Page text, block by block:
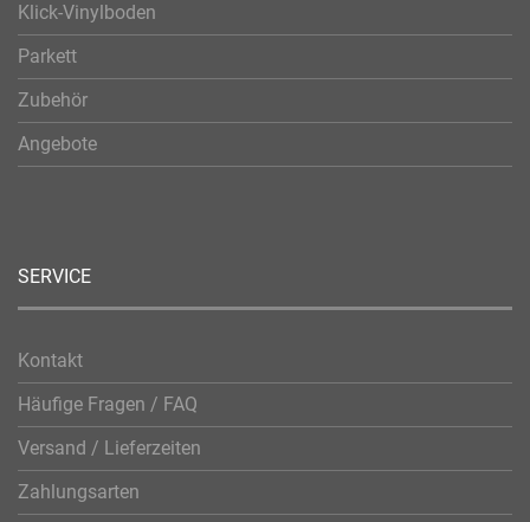
Klick-Vinylboden
Parkett
Zubehör
Angebote
SERVICE
Kontakt
Häufige Fragen / FAQ
Versand / Lieferzeiten
Zahlungsarten